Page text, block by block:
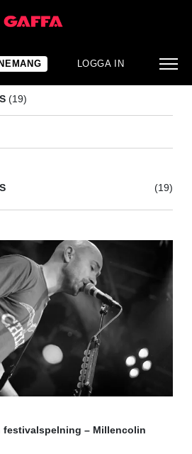
LOGGA IN
(19)
(19)
festivalspelning – Millencolin